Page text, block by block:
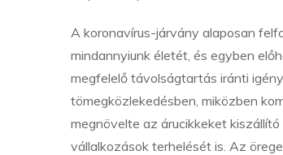
A koronavírus-járvány alaposan
mindannyiunk életét, és egyben
megfelelő távolságtartás iránti
tömegközlekedésben, miközben
megnövelte az árucikkeket kiszállító
vállalkozások terhelését is. Az